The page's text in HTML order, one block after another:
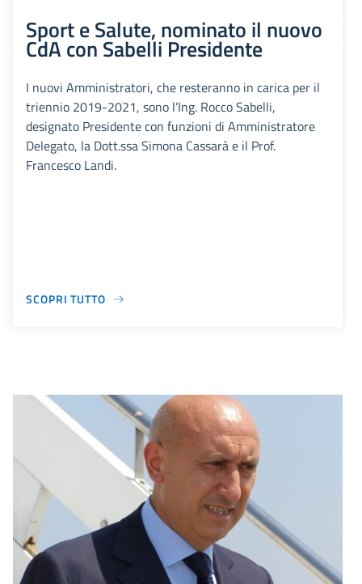
Sport e Salute, nominato il nuovo
CdA con Sabelli Presidente
I nuovi Amministratori, che resteranno in carica per il
triennio 2019-2021, sono l’Ing. Rocco Sabelli,
designato Presidente con funzioni di Amministratore
Delegato, la Dott.ssa Simona Cassarà e il Prof.
Francesco Landi.
SCOPRI TUTTO